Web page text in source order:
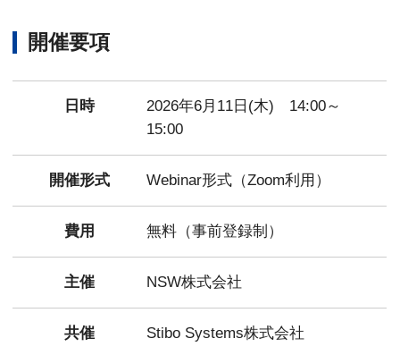
開催要項
日時
2026年6月11日(木) 14:00～
15:00
開催形式 Webinar形式（Zoom利用）
費用 無料（事前登録制）
主催 NSW株式会社
共催 Stibo Systems株式会社